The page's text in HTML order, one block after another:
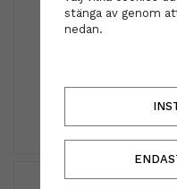
stänga av genom
nedan.